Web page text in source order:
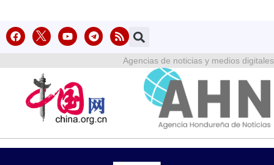
Agencias de noticias y medios digitales